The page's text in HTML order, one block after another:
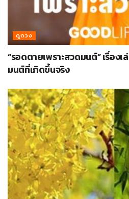
ดูดวง
“รอดตายเพราะสวดมนต์” เรื่อง
มนต์ที่เกิดขึ้นจริง